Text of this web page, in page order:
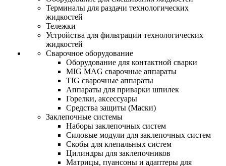
Терминалы для раздачи технологических
жидкостей
Тележки
Устройства для фильтрации технологических
жидкостей
Сварочное оборудование
Оборудование для контактной сварки
MIG MAG сварочные аппараты
TIG сварочные аппараты
Аппараты для приварки шпилек
Горелки, аксессуары
Средства защиты (Маски)
Заклепочные системы
Наборы заклепочных систем
Силовые модули для заклепочных систем
Скобы для клепальных систем
Цилиндры для заклепочников
Матрицы, пуансоны и адаптеры для